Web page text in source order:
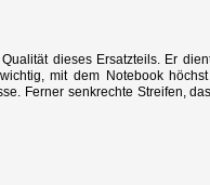
dieses Ersatzteils. Er
mit dem Notebook
Ferner senkrechte Streifen,